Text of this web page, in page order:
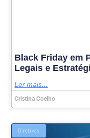
Black Friday em
Legais e
Ler mais...
Cristina Coelho
Diretivas